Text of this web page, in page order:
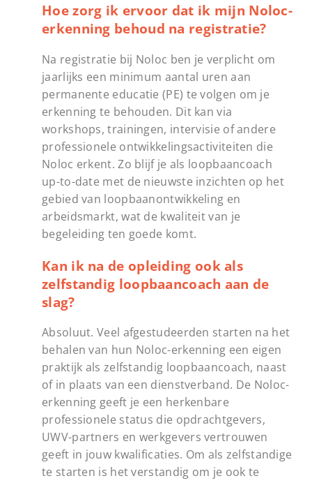
Hoe zorg ik ervoor dat ik mijn Noloc-
erkenning behoud na registratie?
Na registratie bij Noloc ben je verplicht om
jaarlijks een minimum aantal uren aan
permanente educatie (PE) te volgen om je
erkenning te behouden. Dit kan via
workshops, trainingen, intervisie of andere
professionele ontwikkelingsactiviteiten die
Noloc erkent. Zo blijf je als loopbaancoach
up-to-date met de nieuwste inzichten op het
gebied van loopbaanontwikkeling en
arbeidsmarkt, wat de kwaliteit van je
begeleiding ten goede komt.
Kan ik na de opleiding ook als
zelfstandig loopbaancoach aan de
slag?
Absoluut. Veel afgestudeerden starten na het
behalen van hun Noloc-erkenning een eigen
praktijk als zelfstandig loopbaancoach, naast
of in plaats van een dienstverband. De Noloc-
erkenning geeft je een herkenbare
professionele status die opdrachtgevers,
UWV-partners en werkgevers vertrouwen
geeft in jouw kwalificaties. Om als zelfstandige
te starten is het verstandig om je ook te